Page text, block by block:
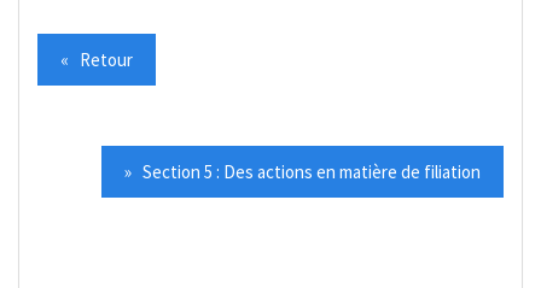
« Retour
» Section 5 : Des actions en matière de filiation